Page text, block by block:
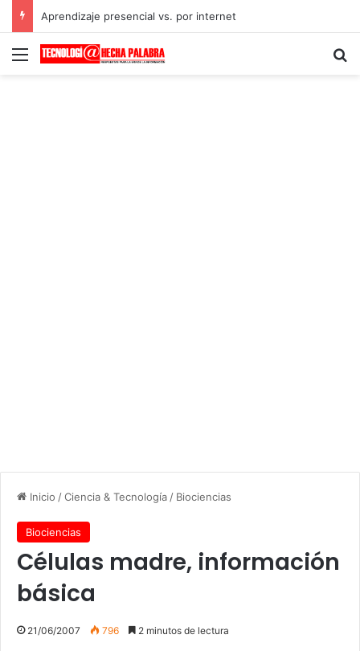
Aprendizaje presencial vs. por internet
Menú
Inicio /Ciencia & Tecnología / Biociencias
Biociencias
Células madre, información
básica
21/06/2007 796 2 minutos de lectura